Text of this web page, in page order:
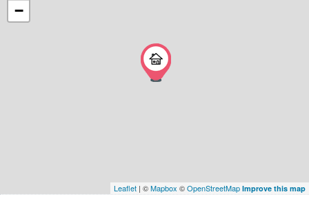
−
Leaflet | ©Mapbox ©OpenStreetMap Improve this map